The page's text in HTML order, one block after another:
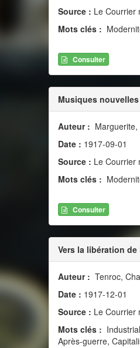
Source : Le Courrier
Mots clés :
Consulter
Musiques nouvelles
Auteur : Marguerite,
Date : 1917-09-01
Source : Le Courrier
Mots clés :
Consulter
Vers la libération
Auteur : Tenroc,
Date : 1917-12-01
Source : Le Courrier
Mots clés :
Après-guerre,